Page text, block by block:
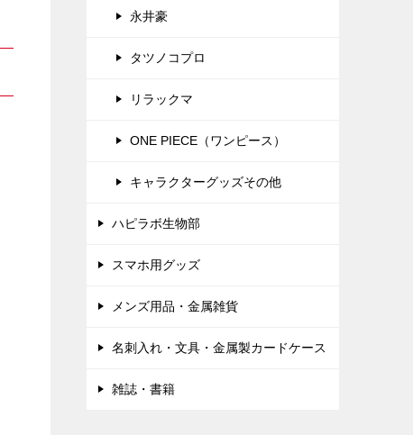
永井豪
タツノコプロ
リラックマ
ONE PIECE（ワンピース）
キャラクターグッズその他
ハピラボ生物部
スマホ用グッズ
メンズ用品・金属雑貨
名刺入れ・文具・金属製カードケース
雑誌・書籍